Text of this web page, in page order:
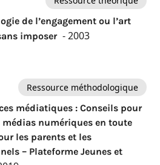
de l’engagement ou l’art
imposer - 2003
Ressource méthodologique
médiatiques : Conseils pour
numériques en toute
les parents et les
– Plateforme Jeunes et